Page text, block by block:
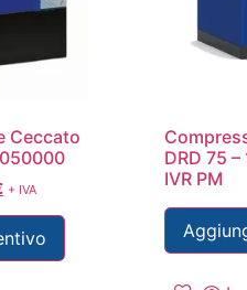
Ceccato
+ IVA
DRD 75
IVR PM